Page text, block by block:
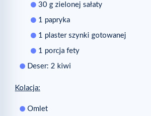
30 g zielonej sałaty
1 papryka
1 plaster szynki gotowanej
1 porcja fety
Deser: 2 kiwi
Kolacja:
Omlet